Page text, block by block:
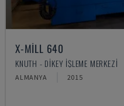
X-MILL 640
KNUTH - DIKEY İŞLEME MERKEZI
ALMANYA 2015